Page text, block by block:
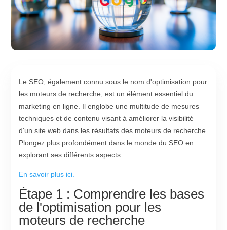
Le SEO, également connu sous le nom d'optimisation pour
les moteurs de recherche, est un élément essentiel du
marketing en ligne. Il englobe une multitude de mesures
techniques et de contenu visant à améliorer la visibilité
d'un site web dans les résultats des moteurs de recherche.
Plongez plus profondément dans le monde du SEO en
explorant ses différents aspects.
En savoir plus ici.
Étape 1 : Comprendre les bases
de l'optimisation pour les
moteurs de recherche